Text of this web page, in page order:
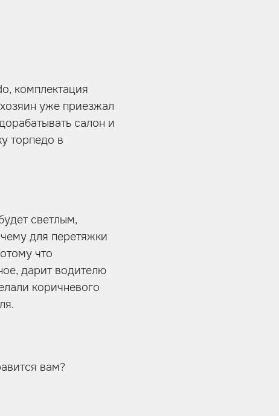
комплектация
уже приезжал
салон и
торпедо в
светлым,
для перетяжки
что
дарит водителю
коричневого
вам?